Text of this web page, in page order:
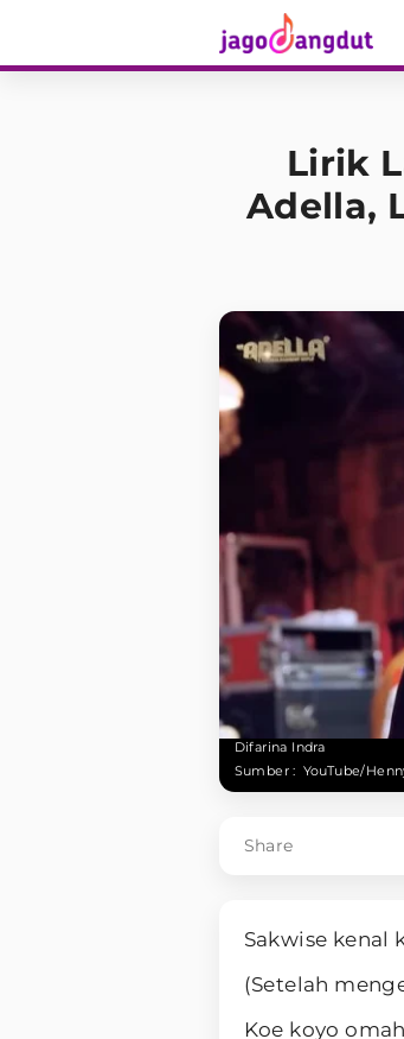
Lirik
Adella,
Difarina Indra
Sumber : YouTube/
Share
Sakwise kenal
(Setelah
Koe koyo